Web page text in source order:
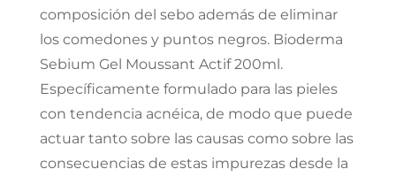
composición del sebo además de eliminar
los comedones y puntos negros. Bioderma
Sebium Gel Moussant Actif 200ml.
Específicamente formulado para las pieles
con tendencia acnéica, de modo que puede
actuar tanto sobre las causas como sobre las
consecuencias de estas impurezas desde la